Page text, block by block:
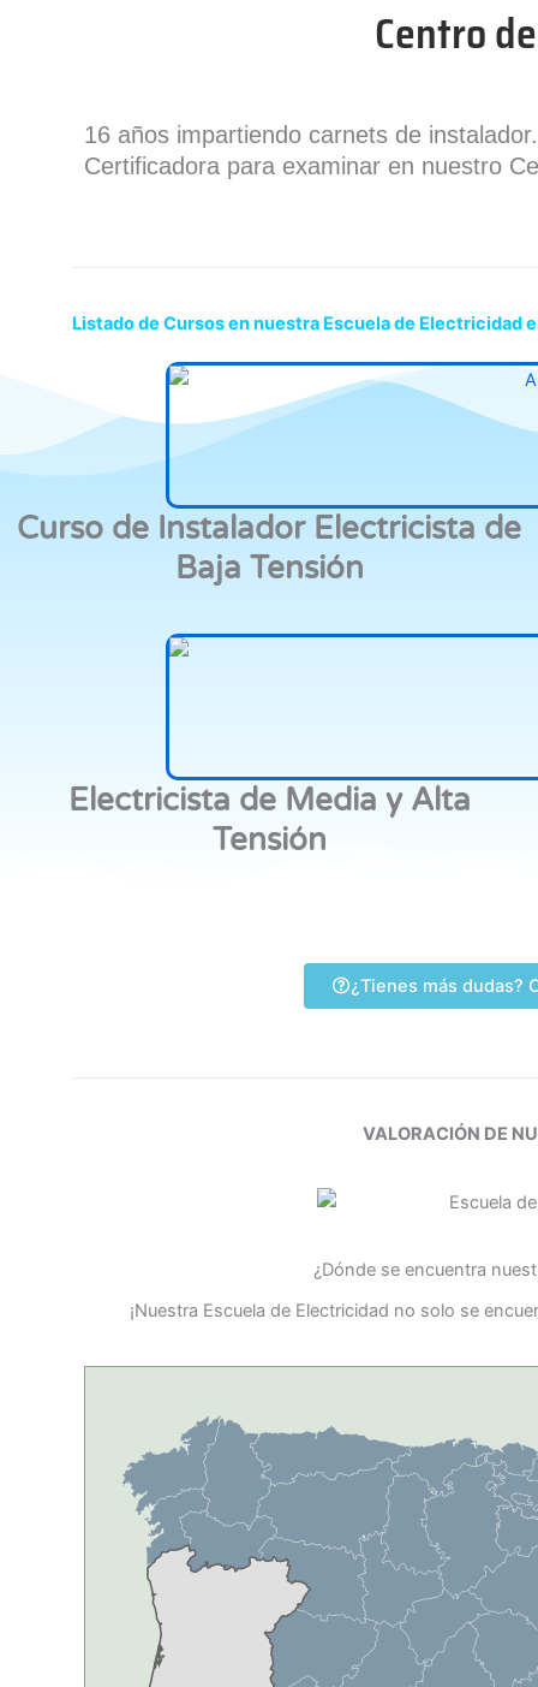
Centro
16 años impartiendo carnets de
Certificadora para examinar en nuestro
Listado de Cursos en nuestra Escuela de Electricidad
Curso de Instalador Electricista de
Baja Tensión
Electricista de Media y Alta
Tensión
¿Tienes más dudas?
VALORACIÓN DE
¿Dónde se encuentra
¡Nuestra Escuela de Electricidad no solo se